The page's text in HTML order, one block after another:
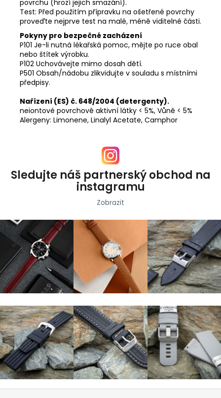
povrchu (hrozí jejich smazání).
Test: Před použitím přípravku na ošetřené povrchy
proveďte nejprve test na malé, méně viditelné části.
Pokyny pro bezpečné zacházení
P101 Je-li nutná lékařská pomoc, mějte po ruce obal
nebo štítek výrobku.
P102 Uchovávejte mimo dosah dětí.
P501 Obsah/nádobu zlikvidujte v souladu s místními
předpisy.
Nařízení (ES) č. 648/2004 (detergenty).
neiontové povrchově aktivní látky < 5%, Vůně < 5%
Alergeny: Limonene, Linalyl Acetate, Camphor
Sledujte náš partnerský obchod na
instagramu
Zobrazit